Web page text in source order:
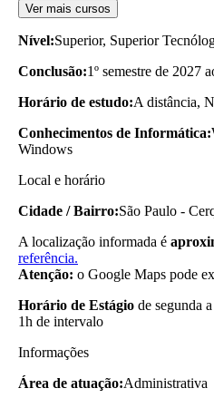
Ver mais cursos
Nível:Superior, Superior
Conclusão:1º semestre de 2027
Horário de estudo:A distância,
Conhecimentos de Informática:
Windows
Local e horário
Cidade / Bairro:São Paulo -
A localização informada é
referência.
Atenção: o Google Maps pode
Horário de Estágio de segunda
1h de intervalo
Informações
Área de atuação:Administrativa